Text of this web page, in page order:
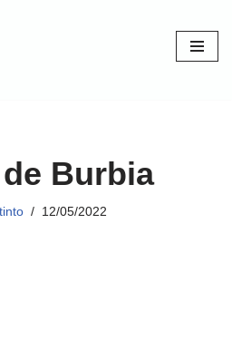
Burbia
12/05/2022